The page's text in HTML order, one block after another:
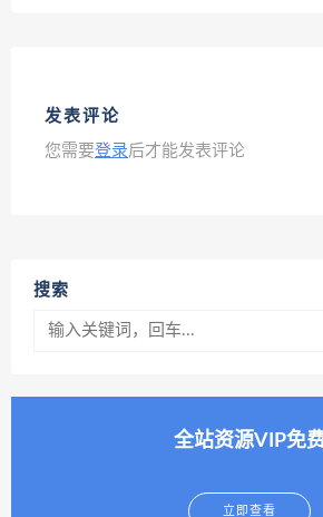
发表评论
您需要登录后才能发表评论
搜索
全站资源VIP免
立即查看